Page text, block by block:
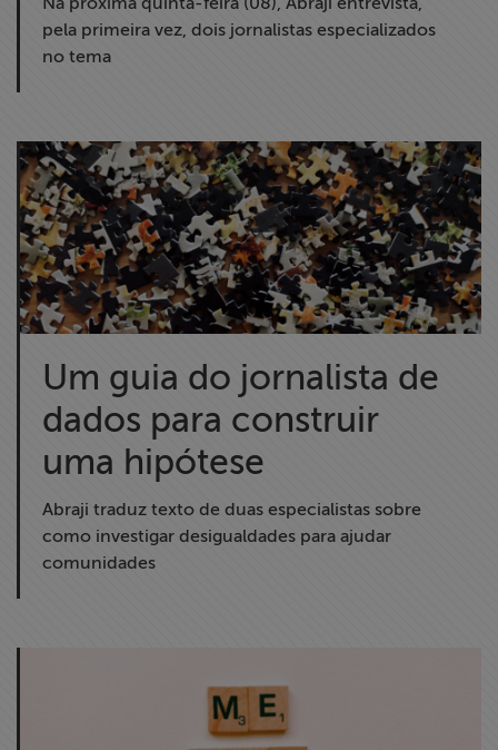
pela primeira vez, dois jornalistas especializados
no tema
Um guia do jornalista de
dados para construir
uma hipótese
Abraji traduz texto de duas especialistas sobre
como investigar desigualdades para ajudar
comunidades